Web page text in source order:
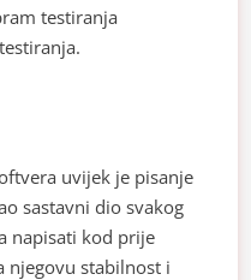
testiranja
uvijek je pisanje
sastavni dio svakog
napisati kod prije
njegovu stabilnost i